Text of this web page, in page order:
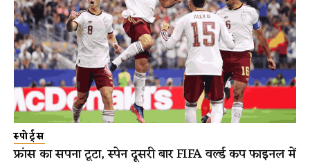
स्पोर्ट्स
फ्रांस का सपना टूटा, स्पेन दूसरी बार FIFA वर्ल्ड कप फाइनल में